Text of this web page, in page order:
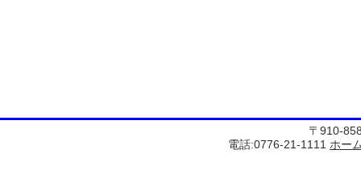
〒910-
電話:0776-21-1111 ホー